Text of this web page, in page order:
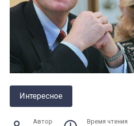
Интересное
Автор Время чтения